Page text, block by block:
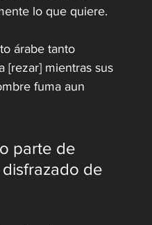
lo que quiere.
árabe tanto
[rezar] mientras sus
fuma aun
parte de
de